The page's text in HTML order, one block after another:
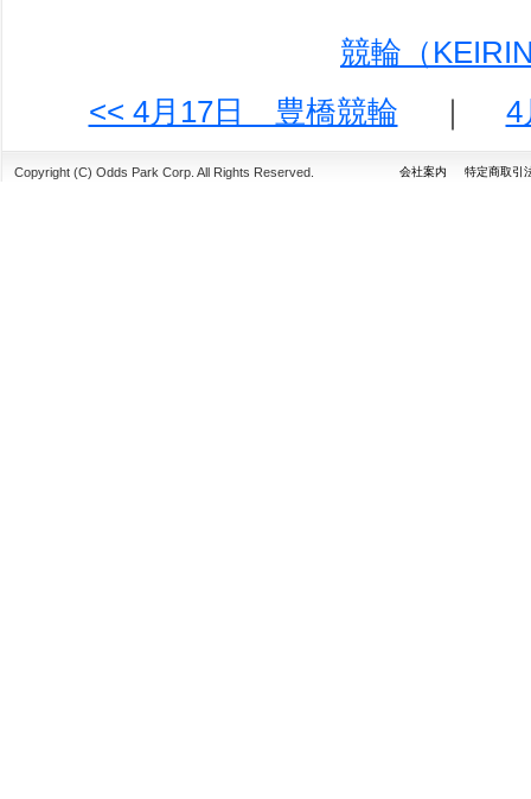
競輪（
<< 4月17日 豊橋競輪
｜
Copyright (C) Odds Park Corp. All Rights Reserved. 会社案内 特定商取引